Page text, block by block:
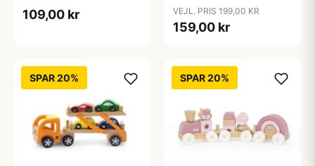
109,00 kr VEJL. PRIS 199,00 KR
159,00 kr
SPAR 20% SPAR 20%